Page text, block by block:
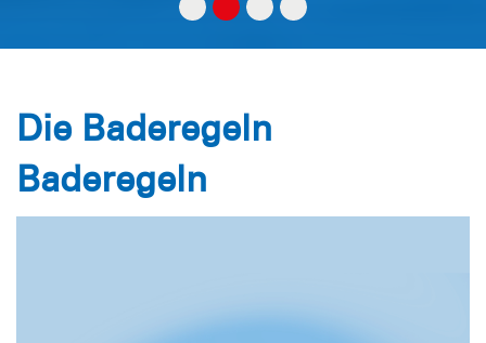
Die Baderegeln
Baderegeln